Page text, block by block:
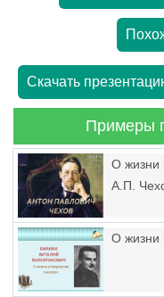
Скачать
Примеры
О жизни
А.П.
О жизни